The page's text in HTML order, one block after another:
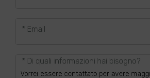
* Email
* Di quali informazioni hai bisogno?